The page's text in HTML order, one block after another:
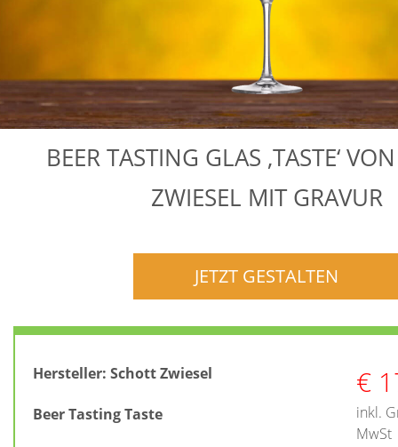
BEER TASTING GLAS ‚TASTE‘
ZWIESEL MIT GRAVUR
JETZT GESTALTEN
Hersteller: Schott Zwiesel
Beer Tasting Taste
€
inkl.
MwSt